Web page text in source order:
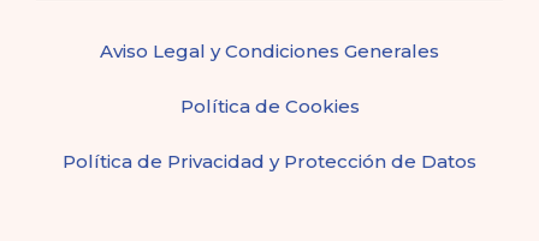
Aviso Legal y Condiciones Generales
Política de Cookies
Política de Privacidad y Protección de Datos